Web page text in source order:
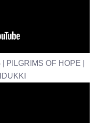
PILGRIMS OF HOPE |